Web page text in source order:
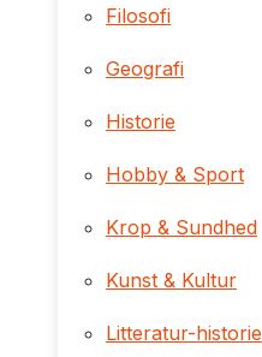
Filosofi
Geografi
Historie
Hobby & Sport
Krop & Sundhed
Kunst & Kultur
Litteratur-historie